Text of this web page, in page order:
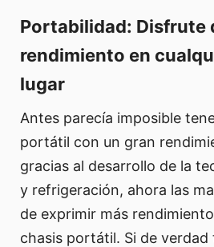
Portabilidad: Disfrute
rendimiento en
lugar
Antes parecía imposible
portátil con un gran
gracias al desarrollo de la
y refrigeración, ahora las
de exprimir más
chasis portátil. Si de